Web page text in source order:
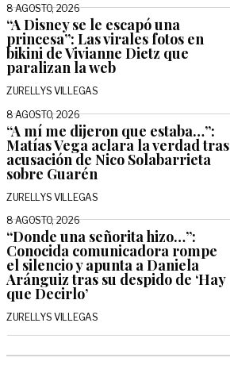
8 AGOSTO, 2026
“A Disney se le escapó una
princesa”: Las virales fotos en
bikini de Vivianne Dietz que
paralizan la web
ZURELLYS VILLEGAS
8 AGOSTO, 2026
“A mí me dijeron que estaba…”:
Matías Vega aclara la verdad tras
acusación de Nico Solabarrieta
sobre Guarén
ZURELLYS VILLEGAS
8 AGOSTO, 2026
“Donde una señorita hizo…”:
Conocida comunicadora rompe
el silencio y apunta a Daniela
Aránguiz tras su despido de ‘Hay
que Decirlo’
ZURELLYS VILLEGAS